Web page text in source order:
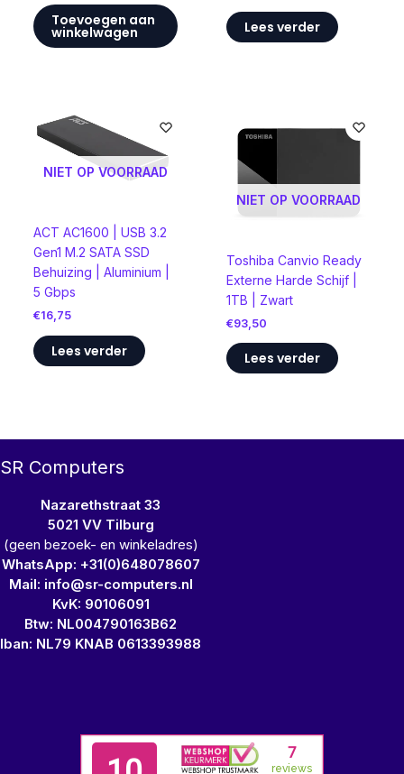
Toevoegen aan
winkelwagen Lees verder
NIET OP VOORRAAD
ACT AC1600 | USB 3.2
Gen1 M.2 SATA SSD
Behuizing | Aluminium |
5 Gbps
€16,75
Lees verder
NIET OP VOORRAAD
Toshiba Canvio Ready
Externe Harde Schijf |
1TB | Zwart
€93,50
Lees verder
SR Computers
Nazarethstraat 33
5021 VV Tilburg
(geen bezoek- en winkeladres)
WhatsApp: +31(0)648078607
Mail: info@sr-computers.nl
KvK: 90106091
Btw: NL004790163B62
Iban: NL79 KNAB 0613393988